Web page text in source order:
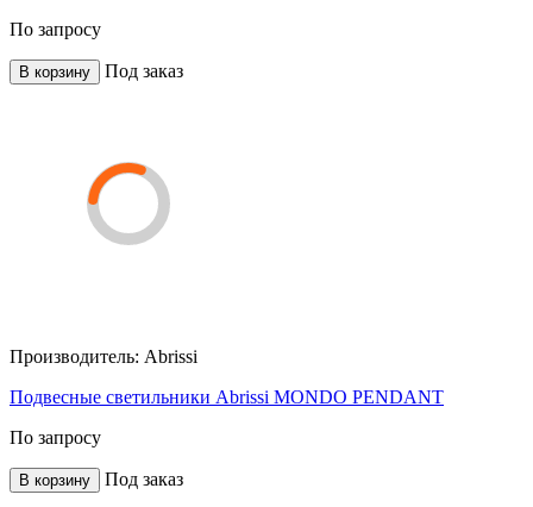
По запросу
В корзину Под заказ
Производитель: Abrissi
Подвесные светильники Abrissi MONDO PENDANT
По запросу
В корзину Под заказ